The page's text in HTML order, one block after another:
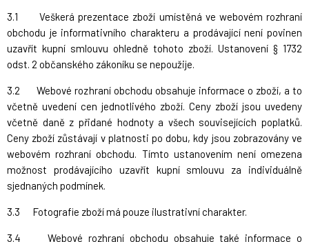
3.1 Veškerá prezentace zboží umístěná ve webovém rozhraní
obchodu je informativního charakteru a prodávající není povinen
uzavřít kupní smlouvu ohledně tohoto zboží. Ustanovení § 1732
odst. 2 občanského zákoníku se nepoužije.
3.2 Webové rozhraní obchodu obsahuje informace o zboží, a to
včetně uvedení cen jednotlivého zboží. Ceny zboží jsou uvedeny
včetně daně z přidané hodnoty a všech souvisejících poplatků.
Ceny zboží zůstávají v platnosti po dobu, kdy jsou zobrazovány ve
webovém rozhraní obchodu. Tímto ustanovením není omezena
možnost prodávajícího uzavřít kupní smlouvu za individuálně
sjednaných podmínek.
3.3 Fotografie zboží má pouze ilustrativní charakter.
3.4 Webové rozhraní obchodu obsahuje také informace o